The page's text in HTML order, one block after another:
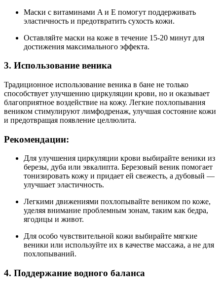
Маски с витаминами A и E помогут поддерживать
эластичность и предотвратить сухость кожи.
Оставляйте маски на коже в течение 15-20 минут для
достижения максимального эффекта.
3. Использование веника
Традиционное использование веника в бане не только
способствует улучшению циркуляции крови, но и оказывает
благоприятное воздействие на кожу. Легкие похлопывания
веником стимулируют лимфодренаж, улучшая состояние кожи
и предотвращая появление целлюлита.
Рекомендации:
Для улучшения циркуляции крови выбирайте веники из
березы, дуба или эвкалипта. Березовый веник помогает
тонизировать кожу и придает ей свежесть, а дубовый —
улучшает эластичность.
Легкими движениями похлопывайте веником по коже,
уделяя внимание проблемным зонам, таким как бедра,
ягодицы и живот.
Для особо чувствительной кожи выбирайте мягкие
веники или используйте их в качестве массажа, а не для
похлопываний.
4. Поддержание водного баланса